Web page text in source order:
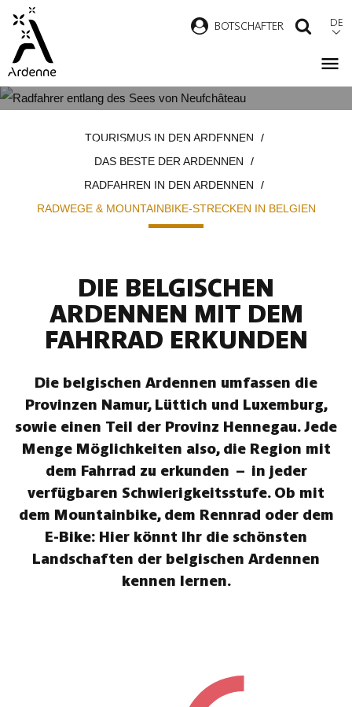
Direkt
zum
Inhalt
BOTSCHAFTER DE
STRECKEN IN BELGIEN
TOURISMUS IN DEN ARDENNEN
DAS BESTE DER ARDENNEN
RADFAHREN IN DEN ARDENNEN
RADWEGE & MOUNTAINBIKE-STRECKEN IN BELGIEN
DIE BELGISCHEN
ARDENNEN MIT DEM
FAHRRAD ERKUNDEN
Die belgischen Ardennen umfassen die
Provinzen Namur, Lüttich und Luxemburg,
sowie einen Teil der Provinz Hennegau. Jede
Menge Möglichkeiten also, die Region mit
dem Fahrrad zu erkunden – in jeder
verfügbaren Schwierigkeitsstufe. Ob mit
dem Mountainbike, dem Rennrad oder dem
E-Bike: Hier könnt Ihr die schönsten
Landschaften der belgischen Ardennen
kennen lernen.